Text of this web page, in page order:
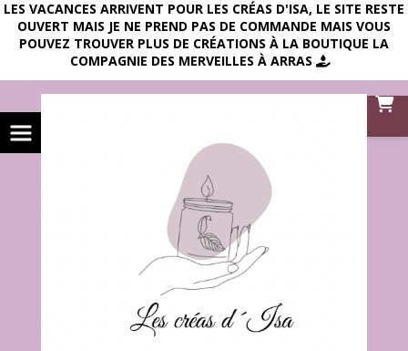
LES VACANCES ARRIVENT POUR LES CRÉAS D'ISA, LE SITE RESTE
OUVERT MAIS JE NE PREND PAS DE COMMANDE MAIS VOUS
POUVEZ TROUVER PLUS DE CRÉATIONS À LA BOUTIQUE LA
COMPAGNIE DES MERVEILLES À ARRAS 